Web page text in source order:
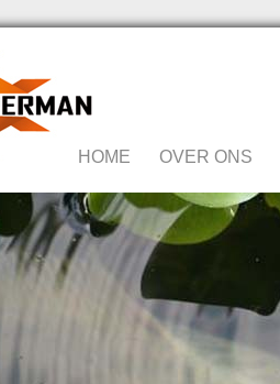
HOME OVER ONS